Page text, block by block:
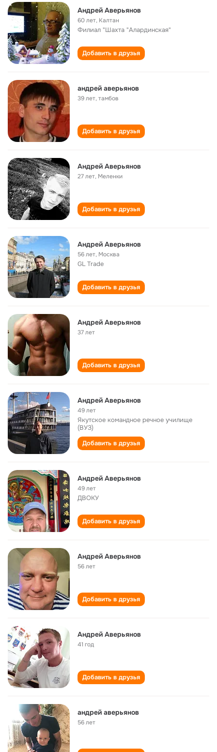
Андрей Аверьянов
60 лет, Калтан
Филиал "Шахта "Алардинская"
Добавить в друзья
андрей аверьянов
39 лет,тамбов
Добавить в друзья
Андрей Аверьянов
27 лет, Меленки
Добавить в друзья
Андрей Аверьянов
56 лет, Москва
GL Trade
Добавить в друзья
Андрей Аверьянов
37 лет
Добавить в друзья
Андрей Аверьянов
49 лет
Якутское командное речное училище
(ВУЗ)
Добавить в друзья
Андрей Аверьянов
49 лет
ДВОКУ
Добавить в друзья
Андрей Аверьянов
56 лет
Добавить в друзья
Андрей Аверьянов
41 год
Добавить в друзья
андрей аверьянов
56 лет